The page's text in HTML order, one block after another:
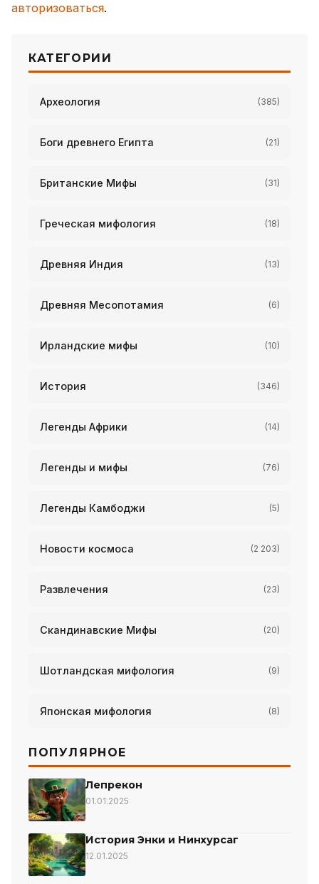
авторизоваться.
КАТЕГОРИИ
Археология (385)
Боги древнего Египта (21)
Британские Мифы (31)
Греческая мифология (18)
Древняя Индия (13)
Древняя Месопотамия (6)
Ирландские мифы (10)
История (346)
Легенды Африки (14)
Легенды и мифы (76)
Легенды Камбоджи (5)
Новости космоса (2 203)
Развлечения (23)
Скандинавские Мифы (20)
Шотландская мифология (9)
Японская мифология (8)
ПОПУЛЯРНОЕ
Лепрекон
01.01.2025
История Энки и Нинхурсаг
12.01.2025